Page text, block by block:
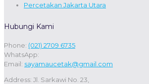
Percetakan Jakarta Utara
Hubungi Kami
Phone: (021) 2709 6735
WhatsApp:
Email: sayamaucetak@gmail.com
Address: Jl. Sarkawi No. 23,